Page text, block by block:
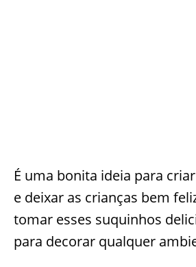
É uma bonita ideia para
e deixar as crianças bem
tomar esses suquinhos
para decorar qualquer